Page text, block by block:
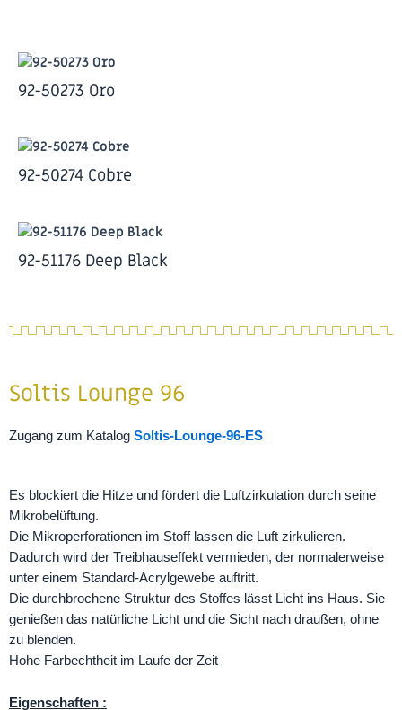
92-50273 Oro
92-50274 Cobre
92-51176 Deep Black
Soltis Lounge 96
Zugang zum Katalog Soltis-Lounge-96-ES
Es blockiert die Hitze und fördert die Luftzirkulation durch seine
Mikrobelüftung.
Die Mikroperforationen im Stoff lassen die Luft zirkulieren.
Dadurch wird der Treibhauseffekt vermieden, der normalerweise
unter einem Standard-Acrylgewebe auftritt.
Die durchbrochene Struktur des Stoffes lässt Licht ins Haus. Sie
genießen das natürliche Licht und die Sicht nach draußen, ohne
zu blenden.
Hohe Farbechtheit im Laufe der Zeit
Eigenschaften :